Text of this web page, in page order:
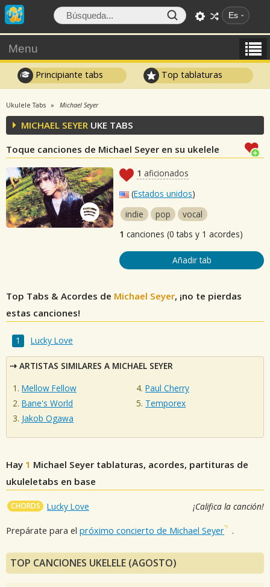
Es
Menu
Principiante tabs Top tablaturas
Ukulele Tabs Michael Seyer
MICHAEL SEYER UKE TABS
Toque canciones de Michael Seyer en su ukelele
1 aficionados
(Estados unidos)
indie
pop
vocal
1 canciones (0 tabs y 1 acordes)
Añadir tab
Top Tabs & Acordes de Michael Seyer, ¡no te pierdas
estas canciones!
Lucky Love
ARTISTAS SIMILARES A MICHAEL SEYER
Mellow Fellow
Bane's World
Jakob Ogawa
Paul Cherry
Temporex
Hay 1 Michael Seyer tablaturas, acordes, partituras de
ukuleletabs en base
CHORDS Lucky Love ¡Califica la canción!
Prepárate para el próximo concierto de Michael Seyer .
TOP CANCIONES UKELELE (AGOSTO)